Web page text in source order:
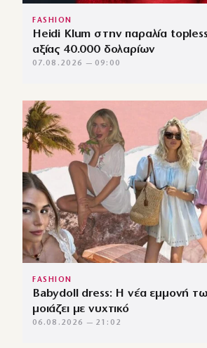
FASHION
Heidi Klum στην παραλία topless
αξίας 40.000 δολαρίων
07.08.2026 — 09:00
FASHION
Babydoll dress: Η νέα εμμονή
μοιάζει με νυχτικό
06.08.2026 — 21:02